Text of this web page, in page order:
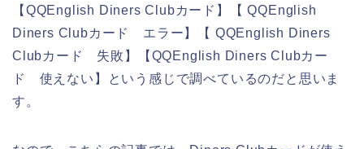
【QQEnglish Diners Clubカード】【 QQEnglish
Diners Clubカード エラー】【 QQEnglish Diners
Clubカード 失敗】【QQEnglish Diners Clubカー
ド 使えない】という感じで調べているのだと思いま
す。